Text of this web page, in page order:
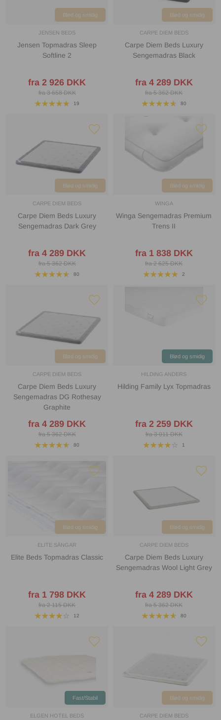
Blød og smidig
JENSEN BEDS
Jensen Topmadras Sleep
Softline 2
fra 2 926 DKK
fra 3 658 DKK
19
Blød og smidig
CARPE DIEM BEDS
Carpe Diem Beds Luxury
Sengemadras Black
fra 4 289 DKK
fra 5 362 DKK
80
Blød og smidig
CARPE DIEM BEDS
Carpe Diem Beds Luxury
Sengemadras Dark Grey
fra 4 289 DKK
fra 5 362 DKK
80
Blød og smidig
WINGA
Winga Sengemadras Premium
Trens II
fra 1 838 DKK
fra 2 625 DKK
2
Blød og smidig
CARPE DIEM BEDS
Carpe Diem Beds Luxury
Sengemadras DG Rothesay
Graphite
fra 4 289 DKK
fra 5 362 DKK
80
Blød og smidig
HILDING ANDERS
Hilding Family Lyx Topmadras
fra 2 259 DKK
fra 3 011 DKK
1
Blød og smidig
ELITE SÄNGAR
Elite Beds Topmadras Classic
fra 1 798 DKK
fra 2 115 DKK
12
Blød og smidig
CARPE DIEM BEDS
Carpe Diem Beds Luxury
Sengemadras Wool Light Grey
fra 4 289 DKK
fra 5 362 DKK
80
Fast/Stabil
ELGEN HOTEL BEDS
Blød og smidig
CARPE DIEM BEDS